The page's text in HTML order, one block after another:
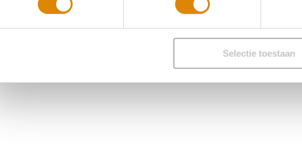
Selectie toestaan